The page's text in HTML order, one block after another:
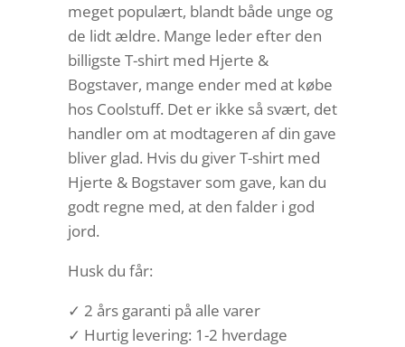
meget populært, blandt både unge og
de lidt ældre. Mange leder efter den
billigste T-shirt med Hjerte &
Bogstaver, mange ender med at købe
hos Coolstuff. Det er ikke så svært, det
handler om at modtageren af din gave
bliver glad. Hvis du giver T-shirt med
Hjerte & Bogstaver som gave, kan du
godt regne med, at den falder i god
jord.
Husk du får:
✓ 2 års garanti på alle varer
✓ Hurtig levering: 1-2 hverdage